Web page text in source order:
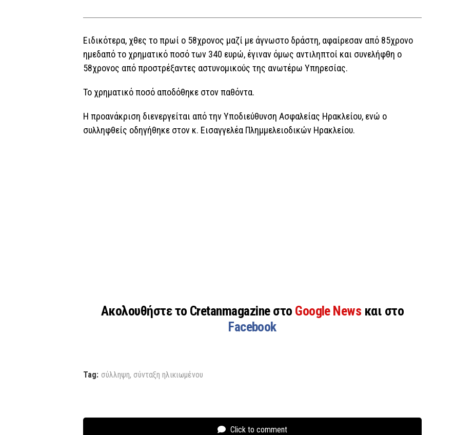
Ειδικότερα, χθες το πρωί ο 58χρονος μαζί με άγνωστο δράστη, αφαίρεσαν από 85χρονο
ημεδαπό το χρηματικό ποσό των 340 ευρώ, έγιναν όμως αντιληπτοί και συνελήφθη ο
58χρονος από προστρέξαντες αστυνομικούς της ανωτέρω Υπηρεσίας.
Το χρηματικό ποσό αποδόθηκε στον παθόντα.
Η προανάκριση διενεργείται από την Υποδιεύθυνση Ασφαλείας Ηρακλείου, ενώ ο
συλληφθείς οδηγήθηκε στον κ. Εισαγγελέα Πλημμελειοδικών Ηρακλείου.
Ακολουθήστε το Cretanmagazine στο Google News και στο
Facebook
Tag: σύλληψη, σύνταξη ηλικιωμένου
Click to comment